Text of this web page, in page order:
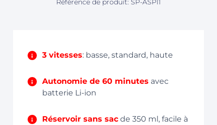
Référence de produit: SP-ASPI1
3 vitesses: basse, standard, haute
Autonomie de 60 minutes avec
batterie Li-ion
Réservoir sans sacde 350 ml, facile à